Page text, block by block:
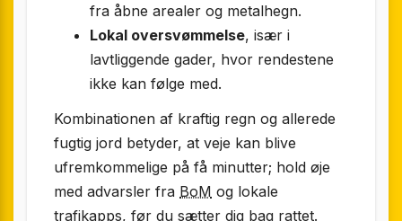
fra åbne arealer og metalhegn.
Lokal oversvømmelse, især i
lavtliggende gader, hvor rendestene
ikke kan følge med.
Kombinationen af kraftig regn og allerede
fugtig jord betyder, at veje kan blive
ufremkommelige på få minutter; hold øje
med advarsler fra BoM og lokale
trafikapps, før du sætter dig bag rattet.